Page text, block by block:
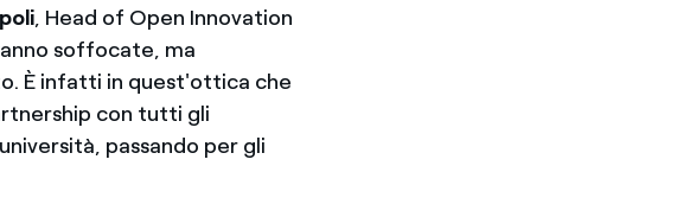
, Head of Open Innovation
soffocate, ma
È infatti in quest'ottica che
con tutti gli
passando per gli